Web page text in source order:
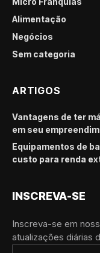
Alimentação
Negócios
Sem categoria
ARTIGOS
Vantagens de ter
em seu
Equipamentos de
custo para renda
INSCREVA-SE
Inscreva-se em
atualizações diárias